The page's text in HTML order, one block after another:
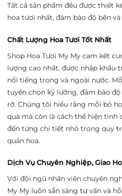
Tất cả sản phẩm đều được thiết
hoa tươi nhất, đảm bảo độ bền
Chất Lượng Hoa Tươi Tốt Nhất
Shop Hoa Tươi My My cam kết
lượng cao nhất, được nhập khẩu
nổi tiếng trong và ngoài nước.
tuyển chọn kỹ lưỡng, đảm bảo độ
rỡ. Chúng tôi hiểu rằng mỗi bó
quà mà còn là cách thể hiện tình
đến từng chi tiết nhỏ trong quy
quản hoa.
Dịch Vụ Chuyên Nghiệp, Giao
Với đội ngũ nhân viên chuyên
My My luôn sẵn sàng tư vấn và